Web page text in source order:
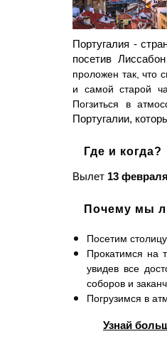
Португалия -
посетив
проложен так, что
и самой старой
Погзиться в
Португалии,
Где и когда?
Вылет 13
Почему мы
Посетим
Прокатимся на
увидев все
соборов и
Погрузимся в
Узнай